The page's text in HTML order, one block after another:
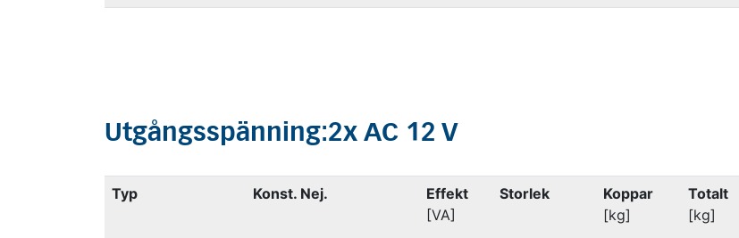
Utgångsspänning:2x AC 12 V
Typ Konst. Nej.
Effekt
[VA]
Storlek
Koppar
[kg]
Totalt
[kg]